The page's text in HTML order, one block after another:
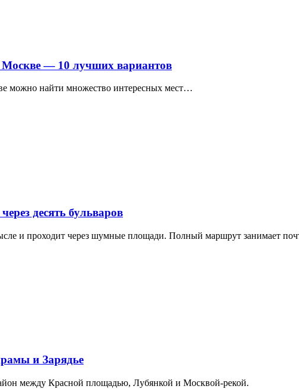
Москве — 10 лучших вариантов
можно найти множество интересных мест…
десять бульваров
и проходит через шумные площади. Полный маршрут занимает
и Зарядье
между Красной площадью, Лубянкой и Москвой-рекой.